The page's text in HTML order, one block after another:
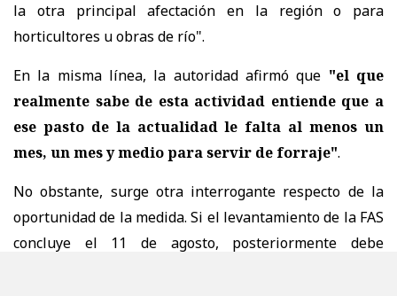
la otra principal afectación en la región o para
horticultores u obras de río".
En la misma línea, la autoridad afirmó que "el que
realmente sabe de esta actividad entiende que a
ese pasto de la actualidad le falta al menos un
mes, un mes y medio para servir de forraje".
No obstante, surge otra interrogante respecto de la
oportunidad de la medida. Si el levantamiento de la FAS
concluye el 11 de agosto, posteriormente debe